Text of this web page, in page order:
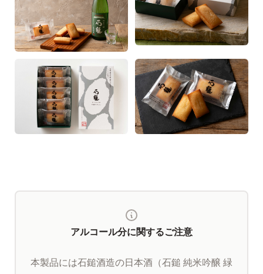
アルコール分に関するご注意
本製品には石鎚酒造の日本酒（石鎚 純米吟醸 緑